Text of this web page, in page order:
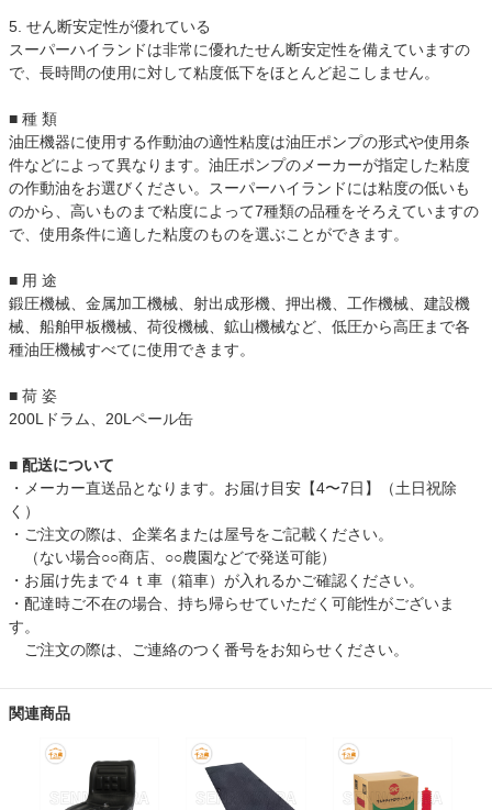
5. せん断安定性が優れている
スーパーハイランドは非常に優れたせん断安定性を備えていますの
で、長時間の使用に対して粘度低下をほとんど起こしません。
■ 種 類
油圧機器に使用する作動油の適性粘度は油圧ポンプの形式や使用条
件などによって異なります。油圧ポンプのメーカーが指定した粘度
の作動油をお選びください。スーパーハイランドには粘度の低いも
のから、高いものまで粘度によって7種類の品種をそろえていますの
で、使用条件に適した粘度のものを選ぶことができます。
■ 用 途
鍛圧機械、金属加工機械、射出成形機、押出機、工作機械、建設機
械、船舶甲板機械、荷役機械、鉱山機械など、低圧から高圧まで各
種油圧機械すべてに使用できます。
■ 荷 姿
200Lドラム、20Lペール缶
■ 配送について
・メーカー直送品となります。お届け目安【4〜7日】（土日祝除
く）
・ご注文の際は、企業名または屋号をご記載ください。
（ない場合○○商店、○○農園などで発送可能）
・お届け先まで４ｔ車（箱車）が入れるかご確認ください。
・配達時ご不在の場合、持ち帰らせていただく可能性がございま
す。
ご注文の際は、ご連絡のつく番号をお知らせください。
関連商品